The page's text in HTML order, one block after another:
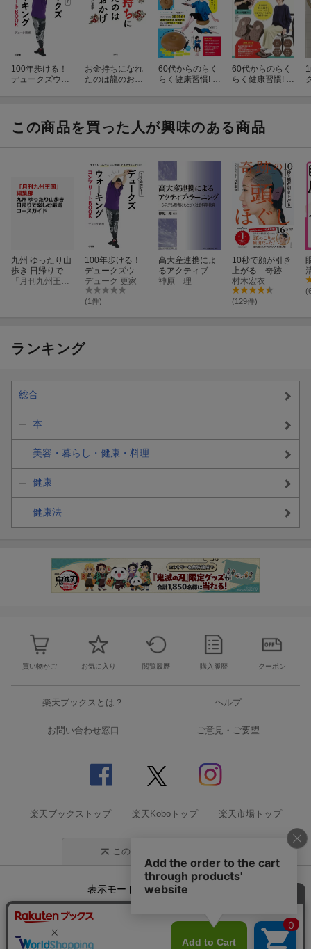
100年歩ける！
デュークズウォ
お金持ちになれ
たのは龍のおか
60代からのらく
らく健康習慣! 座
60代からのらく
らく健康習慣! 座
この商品を買った人が興味のある商品
九州 ゆったり山
歩き 日帰りで楽
しむ厳選コース
「月刊九州王国」編集部
100年歩ける！
デュークズウォ
ーキング コンプ
リートBOOK
デューク 更家
(1件)
高大産連携によ
るアクティブ・
ラーニング
神原 理
10秒で顔が引き
上がる 奇跡の
頭ほぐし
村木宏衣
(129件)
ランキング
総合
本
美容・暮らし・健康・料理
健康
健康法
買い物かご お気に入り 閲覧履歴 購入履歴 クーポン
楽天ブックスとは？ ヘルプ
お問い合わせ窓口 ご意見・ご要望
楽天ブックストップ 楽天Koboトップ 楽天市場トップ
このページの先頭に戻る
表示モード モバイル
企業情報 個人情報保護方針
特定商取引法に基づく表記